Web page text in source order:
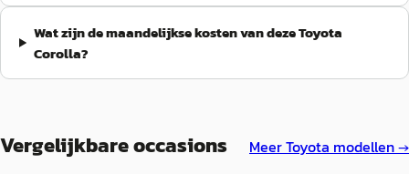
Wat zijn de maandelijkse kosten van deze Toyota
Corolla?
Vergelijkbare occasions MeerToyota modellen →